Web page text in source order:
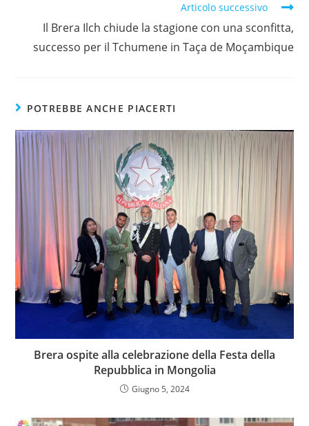
Articolo successivo
Il Brera Ilch chiude la stagione con una sconfitta,
successo per il Tchumene in Taça de Moçambique
POTREBBE ANCHE PIACERTI
Brera ospite alla celebrazione della Festa della
Repubblica in Mongolia
Giugno 5, 2024